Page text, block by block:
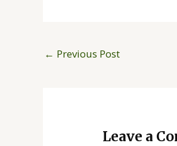
← Previous Post
Leave a